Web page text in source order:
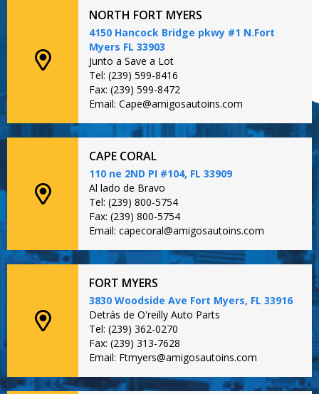
NORTH FORT MYERS
4150 Hancock Bridge pkwy #1 N.Fort
Myers FL 33903
Junto a Save a Lot
Tel: (239) 599-8416
Fax: (239) 599-8472
Email: Cape@amigosautoins.com
CAPE CORAL
110 ne 2ND PI #104, FL 33909
Al lado de Bravo
Tel: (239) 800-5754
Fax: (239) 800-5754
Email: capecoral@amigosautoins.com
FORT MYERS
3830 Woodside Ave Fort Myers, FL 33916
Detrás de O'reilly Auto Parts
Tel: (239) 362-0270
Fax: (239) 313-7628
Email: Ftmyers@amigosautoins.com